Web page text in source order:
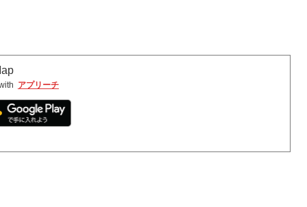
アプリーチ